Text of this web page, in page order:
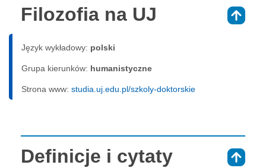
Filozofia na UJ
Język wykładowy: polski
Grupa kierunków: humanistyczne
Strona www: studia.uj.edu.pl/szkoly-doktorskie
Definicje i cytaty